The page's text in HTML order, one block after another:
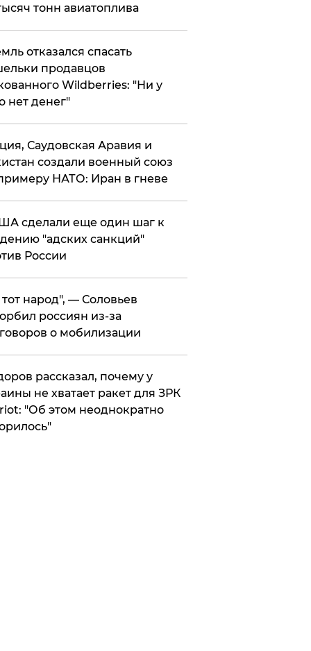
тонн авиатоплива
отказался спасать
продавцов
Wildberries: "Ни у
нет денег"
Саудовская Аравия и
создали военный союз
НАТО: Иран в гневе
сделали еще один шаг к
"адских санкций"
России
народ", — Соловьев
россиян из-за
о мобилизации
рассказал, почему у
не хватает ракет для ЗРК
"Об этом неоднократно